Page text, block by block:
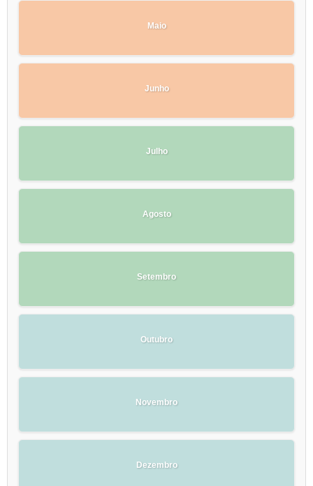
Maio
Junho
Julho
Agosto
Setembro
Outubro
Novembro
Dezembro